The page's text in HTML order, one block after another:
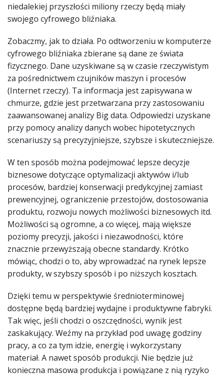
niedalekiej przyszłości miliony rzeczy będą miały
swojego cyfrowego bliźniaka.
Zobaczmy, jak to działa. Po odtworzeniu w komputerze
cyfrowego bliźniaka zbierane są dane ze świata
fizycznego. Dane uzyskiwane są w czasie rzeczywistym
za pośrednictwem czujników maszyn i procesów
(Internet rzeczy). Ta informacja jest zapisywana w
chmurze, gdzie jest przetwarzana przy zastosowaniu
zaawansowanej analizy Big data. Odpowiedzi uzyskane
przy pomocy analizy danych wobec hipotetycznych
scenariuszy są precyzyjniejsze, szybsze i skuteczniejsze.
W ten sposób można podejmować lepsze decyzje
biznesowe dotyczące optymalizacji aktywów i/lub
procesów, bardziej konserwacji predykcyjnej zamiast
prewencyjnej, ograniczenie przestojów, dostosowania
produktu, rozwoju nowych możliwości biznesowych itd.
Możliwości są ogromne, a co więcej, mają większe
poziomy precyzji, jakości i niezawodności, które
znacznie przewyższają obecne standardy. Krótko
mówiąc, chodzi o to, aby wprowadzać na rynek lepsze
produkty, w szybszy sposób i po niższych kosztach.
Dzięki temu w perspektywie średnioterminowej
dostępne będą bardziej wydajne i produktywne fabryki.
Tak więc, jeśli chodzi o oszczędności, wynik jest
zaskakujący. Weźmy na przykład pod uwagę godziny
pracy, a co za tym idzie, energię i wykorzystany
materiał. A nawet sposób produkcji. Nie będzie już
konieczna masowa produkcja i powiązane z nią ryzyko